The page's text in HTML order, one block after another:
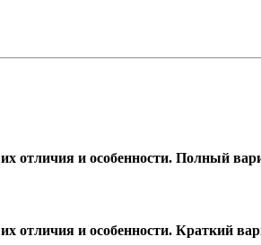
отличия и особенности. Полный
отличия и особенности. Краткий